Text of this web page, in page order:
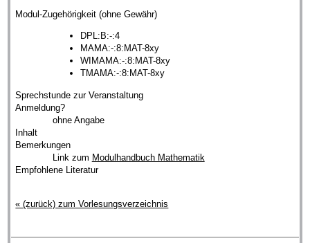
Modul-Zugehörigkeit (ohne Gewähr)
DPL:B:-:4
MAMA:-:8:MAT-8xy
WIMAMA:-:8:MAT-8xy
TMAMA:-:8:MAT-8xy
Sprechstunde zur Veranstaltung
Anmeldung?
ohne Angabe
Inhalt
Bemerkungen
Link zum Modulhandbuch Mathematik
Empfohlene Literatur
« (zurück) zum Vorlesungsverzeichnis